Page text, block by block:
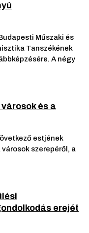
Műszaki és
Tanszékének
A négy
és a
estjének
szerepéről, a
erejét